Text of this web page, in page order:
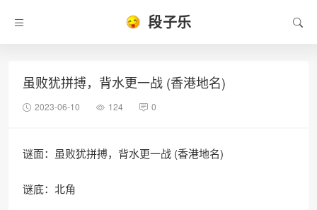
段子乐
虽败犹拼搏，背水更一战 (香港地名)
2023-06-10 124 0
谜面：虽败犹拼搏，背水更一战 (香港地名)
谜底：北角